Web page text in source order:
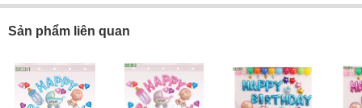
Sản phẩm liên quan